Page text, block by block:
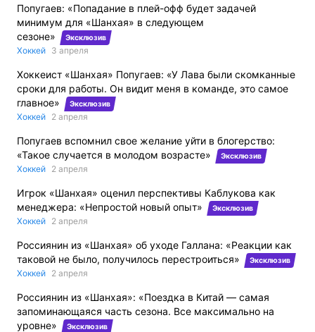
Попугаев: «Попадание в плей-офф будет задачей
минимум для «Шанхая» в следующем
сезоне»
Эксклюзив
Хоккей 3 апреля
Хоккеист «Шанхая» Попугаев: «У Лава были скомканные
сроки для работы. Он видит меня в команде, это самое
главное»
Эксклюзив
Хоккей 2 апреля
Попугаев вспомнил свое желание уйти в блогерство:
«Такое случается в молодом возрасте»
Эксклюзив
Хоккей 2 апреля
Игрок «Шанхая» оценил перспективы Каблукова как
менеджера: «Непростой новый опыт»
Эксклюзив
Хоккей 2 апреля
Россиянин из «Шанхая» об уходе Галлана: «Реакции как
таковой не было, получилось перестроиться»
Эксклюзив
Хоккей 2 апреля
Россиянин из «Шанхая»: «Поездка в Китай — самая
запоминающаяся часть сезона. Все максимально на
уровне»
Эксклюзив